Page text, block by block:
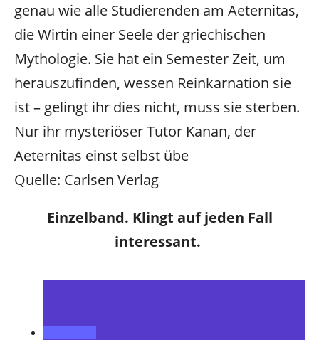
genau wie alle Studierenden am Aeternitas,
die Wirtin einer Seele der griechischen
Mythologie. Sie hat ein Semester Zeit, um
herauszufinden, wessen Reinkarnation sie
ist – gelingt ihr dies nicht, muss sie sterben.
Nur ihr mysteriöser Tutor Kanan, der
Aeternitas einst selbst übe
Quelle: Carlsen Verlag
Einzelband. Klingt auf jeden Fall
interessant.